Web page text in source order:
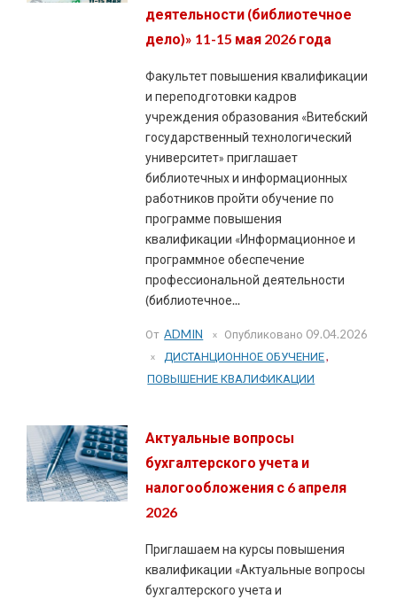
деятельности (библиотечное
дело)» 11-15 мая 2026 года
Факультет повышения квалификации
и переподготовки кадров
учреждения образования «Витебский
государственный технологический
университет» приглашает
библиотечных и информационных
работников пройти обучение по
программе повышения
квалификации «Информационное и
программное обеспечение
профессиональной деятельности
(библиотечное...
От ADMIN Опубликовано 09.04.2026
ДИСТАНЦИОННОЕ ОБУЧЕНИЕ,
ПОВЫШЕНИЕ КВАЛИФИКАЦИИ
Актуальные вопросы
бухгалтерского учета и
налогообложения с 6 апреля
2026
Приглашаем на курсы повышения
квалификации «Актуальные вопросы
бухгалтерского учета и